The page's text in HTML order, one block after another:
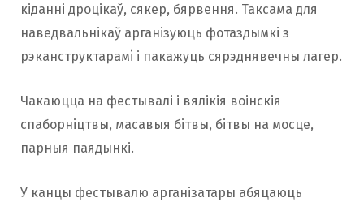
кіданні дроцікаў, сякер, бярвення. Таксама для
наведвальнікаў арганізуюць фотаздымкі з
рэканструктарамi і пакажуць сярэднявечны лагер.
Чакаюцца на фестывалі і вялікія воінскія
спаборніцтвы, масавыя бітвы, бітвы на мосце,
парныя паядынкі.
У канцы фестывалю арганізатары абяцаюць